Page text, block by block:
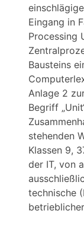
Eingang in
Processing
Bausteins
Anlage 2
Begriff
stehenden
Klassen 9,
der IT, von
technische